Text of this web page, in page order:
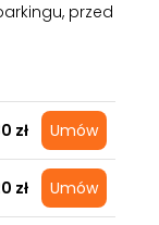
przed
zł Umów
zł Umów